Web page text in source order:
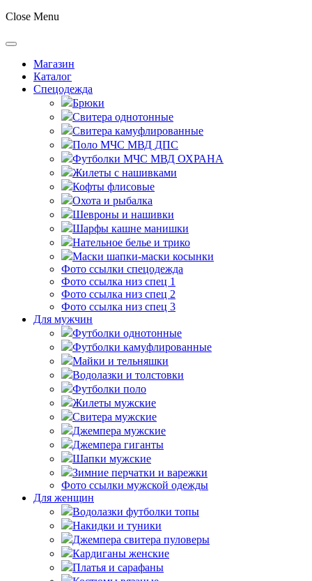
Close Menu
Магазин
Каталог
Спецодежда
Брюки
Свитера однотонные
Свитера камуфлированные
Поло МЧС МВД ДПС
Футболки МЧС МВД ОХРАНА
Жилеты с нашивками
Кофты флисовые
Охота и рыбалка
Шевроны и нашивки
Шарфы кашне манишки
Нательное белье и трико
Маски шапки-маски косынки
Фото ссылки спецодежда
Фото ссылка низ спец 1
Фото ссылка низ спец 2
Фото ссылка низ спец 3
Для мужчин
Футболки однотонные
Футболки камуфлированные
Майки и тельняшки
Водолазки и толстовки
Футболки поло
Жилеты мужские
Свитера мужские
Джемпера мужские
Джемпера гиганты
Шапки мужские
Зимние перчатки и варежки
Фото ссылки мужской одежды
Для женщин
Водолазки футболки топы
Накидки и туники
Джемпера свитера пуловеры
Кардиганы женские
Платья и сарафаны